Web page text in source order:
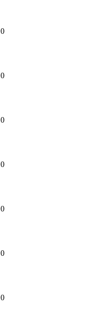
0
0
0
0
0
0
0